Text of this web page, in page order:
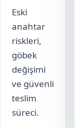
Eski
anahtar
riskleri,
göbek
değişimi
ve güvenli
teslim
süreci.